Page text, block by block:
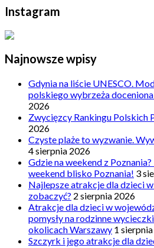
Instagram
Najnowsze wpisy
Gdynia na liście UNESCO.
polskiego wybrzeża
2026
Zwycięzcy Rankingu Polskich
2026
Czyste plaże to wyzwanie.
4 sierpnia 2026
Gdzie na weekend z
weekend blisko Poznania! 3
Najlepsze atrakcje dla dzieci
zobaczyć? 2 sierpnia 2026
Atrakcje dla dzieci w
pomysły na rodzinne
okolicach Warszawy 1
Szczyrk i jego atrakcje dla